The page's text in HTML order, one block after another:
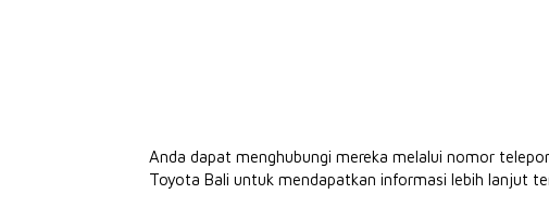
Anda dapat menghubungi mereka melalui nomor
Toyota Bali untuk mendapatkan informasi lebih lanjut